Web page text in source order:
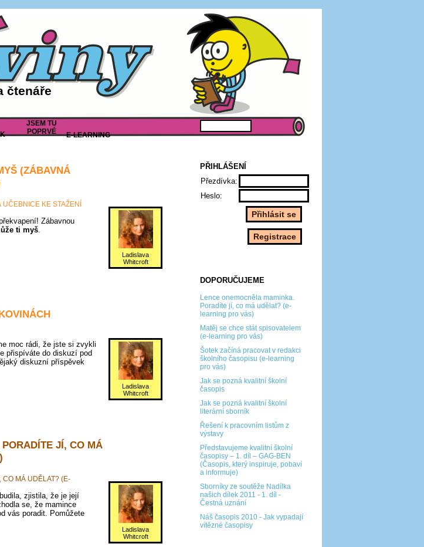
čtenáře
JSEM TU
POPRVÉ
E-LEARNING
PŘIHLÁŠENÍ
Přezdívka:
Heslo:
DOPORUČUJEME
Lence onemocněla maminka.
Poradíte jí, co má udělat? (e-
learning pro vás)
Matěj se chce stát spisovatelem
(e-learning pro vás)
Šotek začíná pracovat v redakci
školního časopisu (e-learning
pro vás)
Jak se pozná kvalitní školní
časopis
Jak se pozná kvalitní školní
literární sborník
Řešení k pracovním listům z
výstavy
Představujeme kvalitní školní
časopisy – 1. díl – GAG-BEN
(Časopis, který inspiruje, pobaví
a informuje)
Sborníky ze soutěže Nadílka
našich dílek 2011 - 1. díl -
Čestná uznání
Náš časopis 2010 - Jak vypadají
vítězné časopisy
(ZÁBAVNÁ
KE STAŽENÍ
Ladislava
Whitcroft
Zábavnou
ti myš.
Ladislava
Whitcroft
moc rádi, že jste si zvykli
přispíváte do diskuzí pod
diskuzní příspěvek
JÍ, CO MÁ
CO MÁ UDĚLAT? (E-
Ladislava
Whitcroft
zjistila, že je její
se, že mamince
vás poradit. Pomůžete